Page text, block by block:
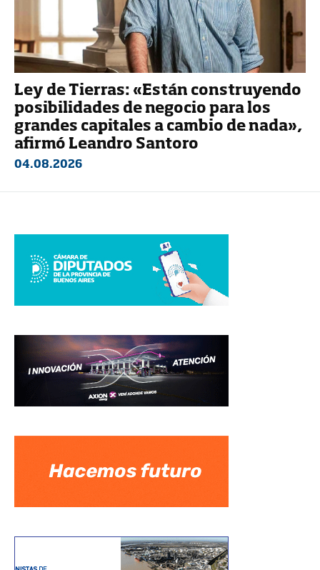
Ley de Tierras: «Están construyendo
posibilidades de negocio para los
grandes capitales a cambio de nada»,
afirmó Leandro Santoro
04.08.2026